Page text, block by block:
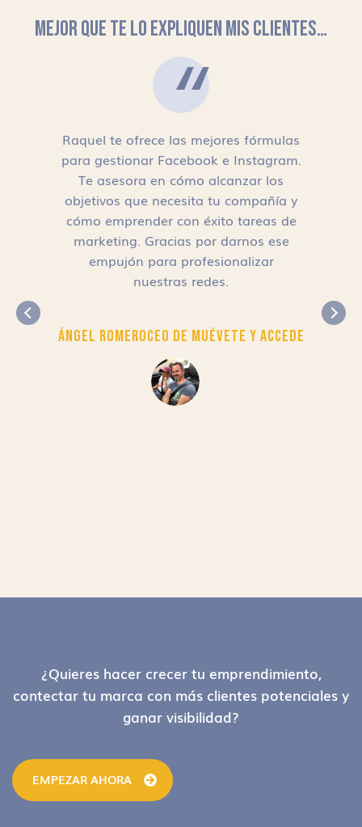
MEJOR QUE TE LO EXPLIQUEN MIS CLIENTES…
Raquel te ofrece las mejores fórmulas
para gestionar Facebook e Instagram.
Te asesora en cómo alcanzar los
objetivos que necesita tu compañía y
cómo emprender con éxito tareas de
marketing. Gracias por darnos ese
empujón para profesionalizar
nuestras redes.
Ángel RomeroCEO de Muévete y Accede
Footer¿Quieres hacer crecer tu emprendimiento,
contectar tu marca con más clientes potenciales y
ganar visibilidad?
EMPEZAR AHORA